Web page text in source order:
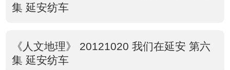
集 延安纺车
《人文地理》 20121020 我们在延安 第六
集 延安纺车